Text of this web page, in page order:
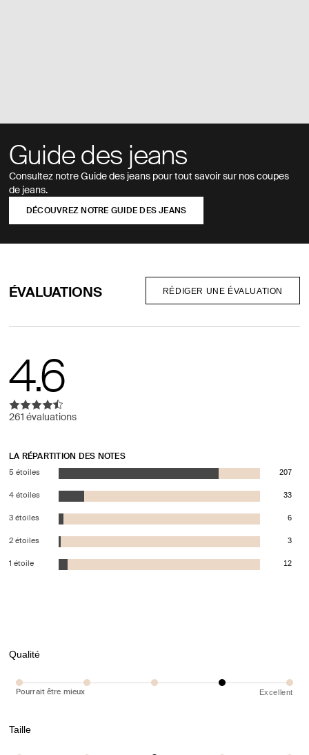
Guide des jeans
Consultez notre Guide des jeans pour tout savoir sur nos coupes
de jeans.
DÉCOUVREZ NOTRE GUIDE DES JEANS
ÉVALUATIONS
4.6
261 évaluations
RÉDIGER UNE ÉVALUATION
LA RÉPARTITION DES NOTES
5 étoiles 207
4 étoiles 33
3 étoiles 6
2 étoiles 3
1 étoile 12
Taille
Qualité
Pourrait être mieux Excellent